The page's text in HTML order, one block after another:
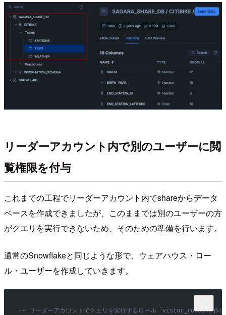
リーダーアカウント内で別のユーザーに閲
覧権限を付与
これまでの工程でリーダーアカウント内でshareからデータ
ベースを作成できましたが、このままでは別のユーザーの方
がクエリを実行できないため、そのための準備を行います。
通常のSnowflakeと同じような形で、ウェアハウス・ロー
ル・ユーザーを作成していきます。
-- リーダーアカウントでクエリを実行するロール「vistor_role」を作成